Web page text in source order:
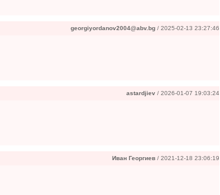
georgiyordanov2004@abv.bg / 2025-02-13 23:27:46
astardjiev / 2026-01-07 19:03:24
Иван Георгиев / 2021-12-18 23:06:19